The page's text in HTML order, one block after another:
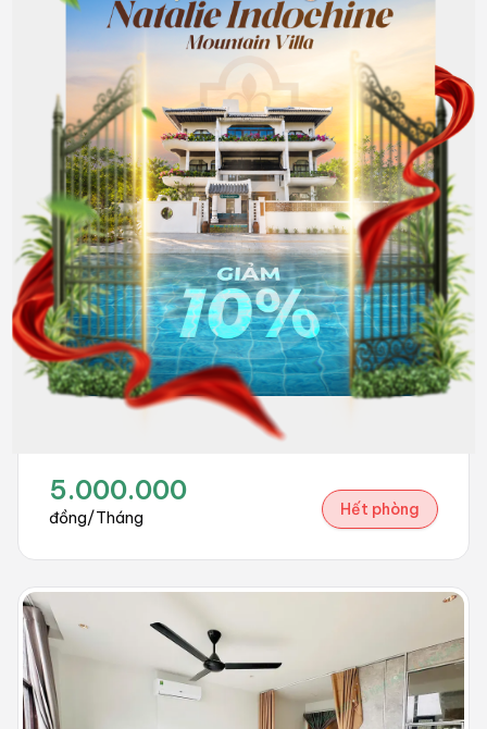
đồng/Tháng
4A
5.000.000
đồng/Tháng Hết phòng